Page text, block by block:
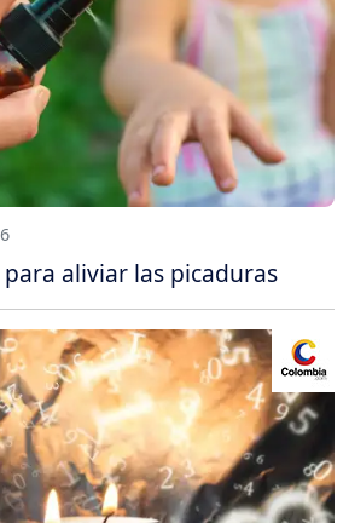
aliviar las picaduras